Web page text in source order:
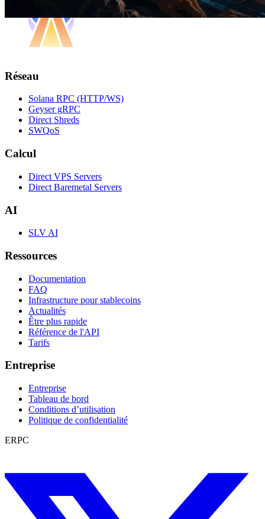
Réseau
Solana RPC (HTTP/WS)
Geyser gRPC
Direct Shreds
SWQoS
Calcul
Direct VPS Servers
Direct Baremetal Servers
AI
SLV AI
Ressources
Documentation
FAQ
Infrastructure pour stablecoins
Actualités
Être plus rapide
Référence de l'API
Tarifs
Entreprise
Entreprise
Tableau de bord
Conditions d’utilisation
Politique de confidentialité
ERPC